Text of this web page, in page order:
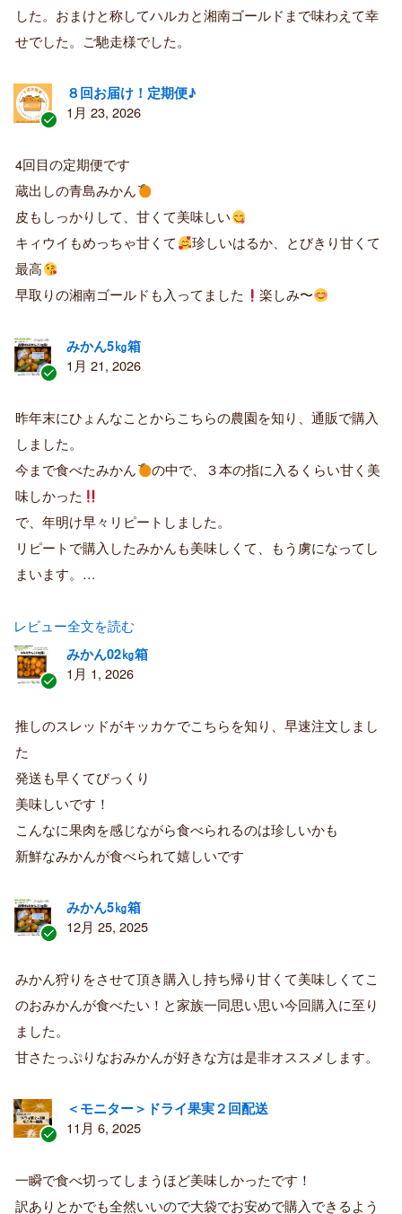
者
した。おまけと称してハルカと湘南ゴールドまで味わえて幸
せでした。ご馳走様でした。
証
済
み
購
者
８回お届け！定期便♪
1月 23, 2026
4回目の定期便です
蔵出しの青島みかん
皮もしっかりして、甘くて美味しい
キィウイもめっちゃ甘くて
珍しいはるか、とびきり甘くて
最高
早取りの湘南ゴールドも入ってました
楽しみ〜
証
済
み
購
者
みかん5㎏箱
1月 21, 2026
昨年末にひょんなことからこちらの農園を知り、通販で購入
しました。
今まで食べたみかん
の中で、３本の指に入るくらい甘く美
味しかった
で、年明け早々リピートしました。
リピートで購入したみかんも美味しくて、もう虜になってし
まいます。…
レビュー全文を読む
証
済
購
者
みかん02㎏箱
1月 1, 2026
推しのスレッドがキッカケでこちらを知り、早速注文しまし
た
発送も早くてびっくり
美味しいです！
こんなに果肉を感じながら食べられるのは珍しいかも
新鮮なみかんが食べられて嬉しいです
証
済
み
購
者
みかん5㎏箱
12月 25, 2025
みかん狩りをさせて頂き購入し持ち帰り甘くて美味しくてこ
のおみかんが食べたい！と家族一同思い思い今回購入に至り
ました。
甘さたっぷりなおみかんが好きな方は是非オススメします。
証
済
＜モニター＞ドライ果実２回配送
11月 6, 2025
一瞬で食べ切ってしまうほど美味しかったです！
訳ありとかでも全然いいので大袋でお安めで購入できるよう